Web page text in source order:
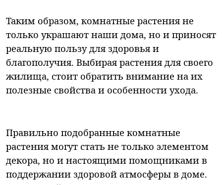
Таким образом, комнатные растения не
только украшают наши дома, но и приносят
реальную пользу для здоровья и
благополучия. Выбирая растения для своего
жилища, стоит обратить внимание на их
полезные свойства и особенности ухода.
Правильно подобранные комнатные
растения могут стать не только элементом
декора, но и настоящими помощниками в
поддержании здоровой атмосферы в доме.